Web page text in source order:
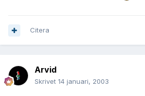
Citera
Arvid
Skrivet 14 januari, 2003